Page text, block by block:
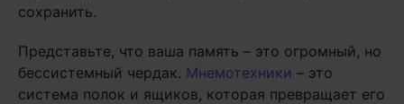
сохранить.
Представьте, что ваша память – это огромный, но
бессистемный чердак. Мнемотехники – это
система полок и ящиков, которая превращает его